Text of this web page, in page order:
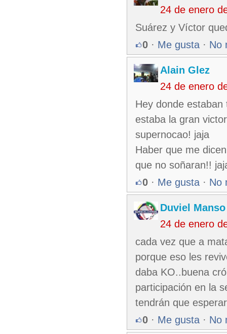
24 de enero
Suárez y Víctor
0 · Me gusta · No
Alain Glez
24 de enero
Hey donde
estaba la gran
supernocao! jaja
Haber que me
que no soñaran!!
0 · Me gusta · No
Duviel
24 de enero
cada vez que a
porque eso les
daba KO..buena
participación en la
tendrán que
0 · Me gusta · No